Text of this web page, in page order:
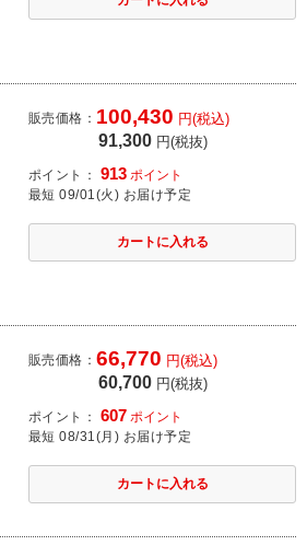
販売価格： 100,430 円(税込)
91,300 円(税抜)
ポイント： 913 ポイント
最短 09/01(火) お届け予定
販売価格：66,770 円(税込)
60,700 円(税抜)
ポイント： 607 ポイント
最短 08/31(月) お届け予定